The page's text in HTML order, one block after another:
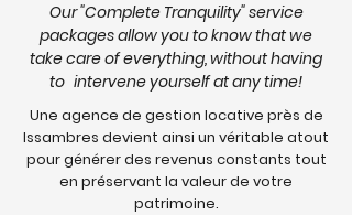
Our "Complete Tranquility" service
packages allow you to know that we
take care of everything, without having
to intervene yourself at any time!
Une agence de gestion locative près de
Issambres devient ainsi un véritable atout
pour générer des revenus constants tout
en préservant la valeur de votre
patrimoine.